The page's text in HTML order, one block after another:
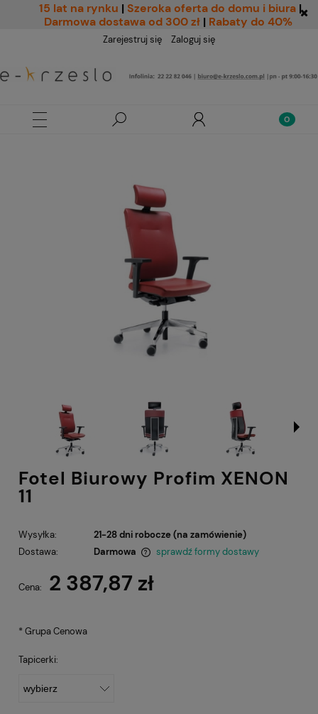
15 lat na rynku | Szeroka oferta do domu i biura |
Darmowa dostawa od 300 zł | Rabaty do 40%
Zarejestruj się Zaloguj się
Fotel Biurowy Profim XENON
11
Wysyłka:
21-28 dni robocze (na zamówienie)
Dostawa:
Darmowa
sprawdź formy dostawy
Cena: 2 387,87 zł
*Grupa Cenowa
Tapicerki: